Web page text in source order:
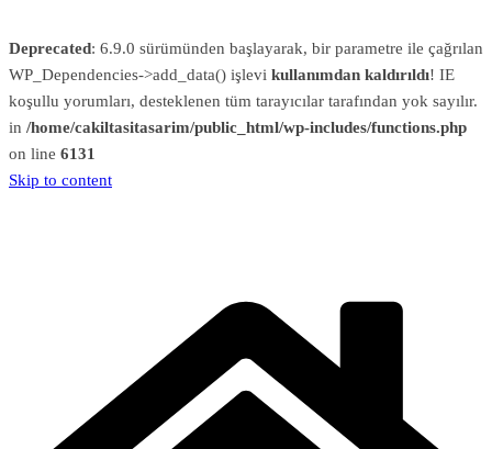
Deprecated: 6.9.0 sürümünden başlayarak, bir parametre ile çağrılan
WP_Dependencies->add_data() işlevi kullanımdan kaldırıldı! IE
koşullu yorumları, desteklenen tüm tarayıcılar tarafından yok sayılır.
in /home/cakiltasitasarim/public_html/wp-includes/functions.php
on line 6131
Skip to content